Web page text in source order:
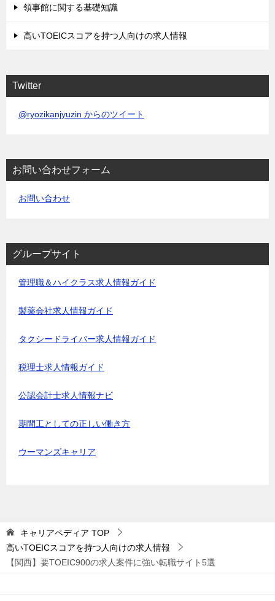
領事館に関する基礎知識
高いTOEICスコアを持つ人向けの求人情報
Twitter
@ryozikanjyuzin からのツイート
お問い合わせフォーム
お問い合わせ
グループサイト
管理職＆ハイクラス求人情報ガイド
製薬会社求人情報ガイド
タクシードライバー求人情報ガイド
税理士求人情報ガイド
公認会計士求人情報ナビ
期間工としての正しい働き方
ウーマンズキャリア
キャリアペディア TOP
高いTOEICスコアを持つ人向けの求人情報
【関西】要TOEIC900の求人案件に強い転職サイト5選